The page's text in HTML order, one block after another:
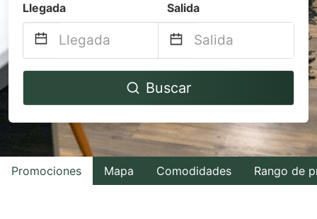
Llegada Salida
Navigate
to
interact
with
the
Navigate
to
interact
with
the
Buscar
Promociones Mapa Comodidades Rango de